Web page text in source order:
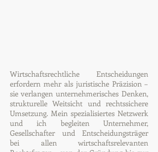
Wirtschaftsrechtliche Entscheidungen
erfordern mehr als juristische Präzision –
sie verlangen unternehmerisches Denken,
strukturelle Weitsicht und rechtssichere
Umsetzung. Mein spezialisiertes Netzwerk
und ich begleiten Unternehmer,
Gesellschafter und Entscheidungsträger
bei allen wirtschaftsrelevanten